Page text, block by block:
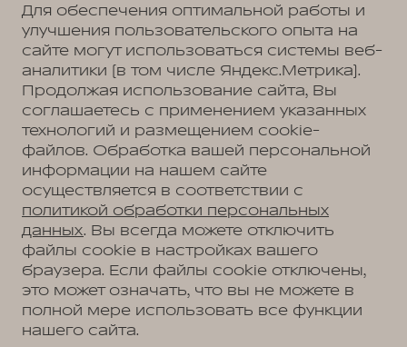
Для обеспечения оптимальной работы и
улучшения пользовательского опыта на
сайте могут использоваться системы веб-
аналитики (в том числе Яндекс.Метрика).
Продолжая использование сайта, Вы
соглашаетесь с применением указанных
технологий и размещением cookie-
файлов. Обработка вашей персональной
информации на нашем сайте
осуществляется в соответствии с
политикой обработки персональных
данных. Вы всегда можете отключить
файлы cookie в настройках вашего
браузера. Если файлы cookie отключены,
это может означать, что вы не можете в
полной мере использовать все функции
нашего сайта.